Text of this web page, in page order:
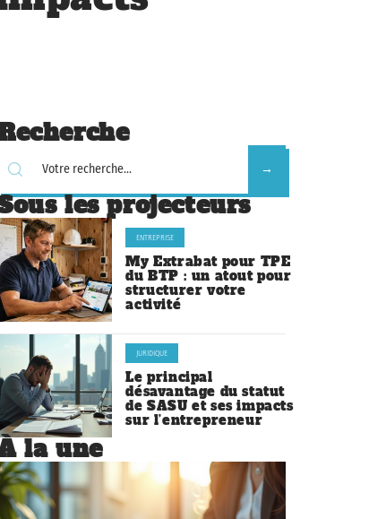
les projecteurs
ENTREPRISE
My Extrabat pour TPE
du BTP : un atout pour
structurer votre
activité
JURIDIQUE
Le principal
désavantage du statut
de SASU et ses impacts
sur l’entrepreneur
la une